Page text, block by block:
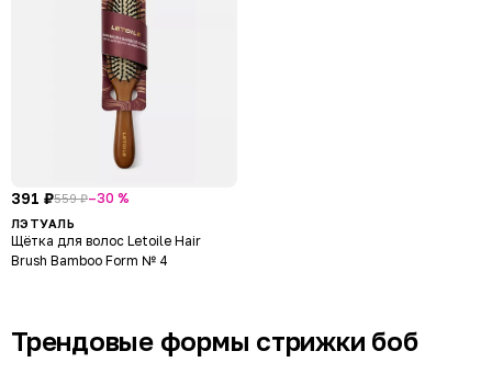
391 ₽559 ₽–30 %
ЛЭТУАЛЬ
Щётка для волос Letoile Hair
Brush Bamboo Form № 4
Трендовые формы стрижки боб